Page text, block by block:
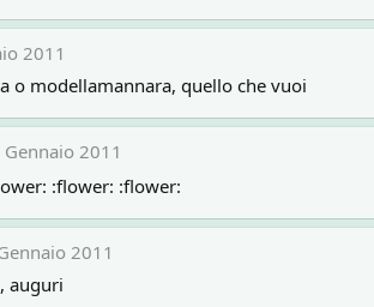
2011
o modellamannara, quello che vuoi
2011
:flower: :flower:
2011
auguri